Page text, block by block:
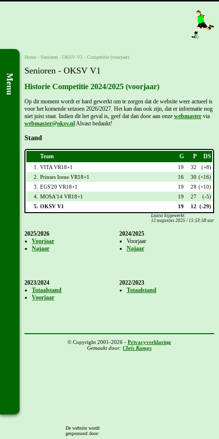
Menu
Home - Senioren - OKSV V1 - Competitie (voorjaar)
Senioren - OKSV V1
Historie Competitie 2024/2025 (voorjaar)
Op dit moment wordt er hard gewerkt om te zorgen dat de website weer actueel is
voor het komende seizoen 2026/2027. Het kan dan ook zijn, dat er informatie nog
niet juist staat. Indien dit het geval is, geef dat dan door aan onze webmaster via
webmaster@oksv.nl Alvast bedankt!
Stand
Team G P DS
1. VITA VR18+1 19 32
(+8)
2.
Prinses Irene VR18+1 16 30 (+16)
3.
EGS'20 VR18+1 19 28 (+10)
4. MOSA'14 VR18+1 19 27
(-5)
5. OKSV V1 19 12 (-29)
Laatst bijgewerkt:
12 augustus 2025 / 15:53:58 uur
2025/2026
Voorjaar
Najaar
2024/2025
Voorjaar
Najaar
2023/2024
Totaalstand
Voorjaar
2022/2023
Totaalstand
© Copyright 2001-2026 - Privacyverklaring
Gemaakt door: Chris Kamps
De website wordt
gesponsord door: